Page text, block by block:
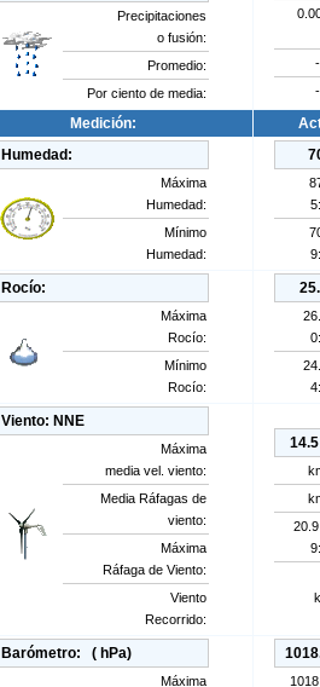
Precipitaciones
o fusión:
Promedio:
Por ciento de media:
Medición:
Humedad:
Máxima
Humedad:
Mínimo
Humedad:
Rocío:
Máxima
Rocío:
Mínimo
Rocío:
Viento: NNE
Máxima
media vel. viento:
Media Ráfagas de
viento:
Máxima
Ráfaga de Viento:
Viento
Recorrido:
Barómetro:
( hPa)
Máxima